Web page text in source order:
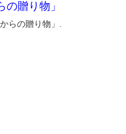
の贈り物」
らの贈り物」.